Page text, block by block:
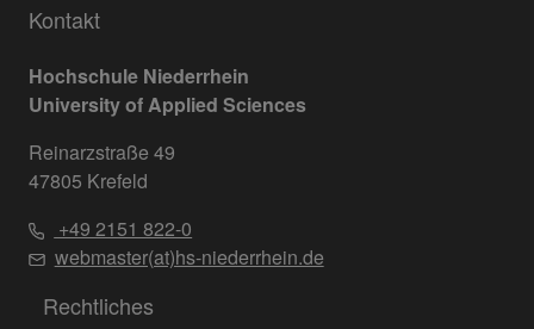
Kontakt
Hochschule Niederrhein
University of Applied Sciences
Reinarzstraße 49
47805 Krefeld
+49 2151 822-0
webmaster(at)hs-niederrhein.de
Rechtliches